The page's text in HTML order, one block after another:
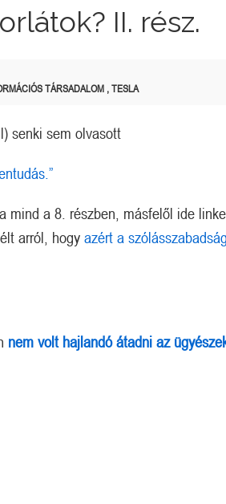
II. rész.
TÁRSADALOM , TESLA
senki sem olvasott
mind a 8. részben, másfelől ide
arról, hogy azért a
nem volt hajlandó átadni az